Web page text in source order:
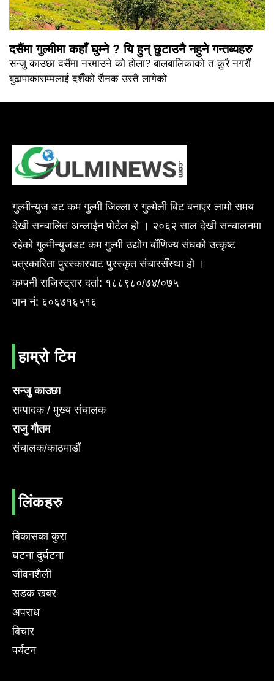
दसैंमा गुल्मीमा कहाँ घुम्ने ? यि हुन् छुटाउनै नहुने गन्तब्यहरु
सन्जु काउछा दसैंमा नरमाउने को होला? बालबालिकाको त कुरै नगरौं
बुढापाकासम्मलाई दशैँको रौनक उस्तै लागेको
गुल्मीन्युज डट कम गुल्मी जिल्ला र गुल्मेली बिट बनाएर लामो समय
देखी सन्चालित अन्लाईन पोर्टल हो । २०६२ साल देखी सन्चालनमा
रहेको गुल्मीन्युजडट कम गुल्मी उद्योग बाँणिज्य संघको उत्कृष्ट
पत्रकारिता पुरस्कारबाट पुरस्कृत संचारसँस्था हो ।
कम्पनी राजिस्ट्रार दर्ता: १८८९८०/७४/०७५
पान नं: ६०६७१६५१६
हाम्रो टिम
सन्जु काउछा
सम्पादक / मुख्य संचालक
राजु गौतम
संचालक/काठमाडौं
लिंकहरु
बिकासका कुरा
घटना दुर्घटना
जीवनशैली
सडक खबर
अपराध
बिचार
पर्यटन